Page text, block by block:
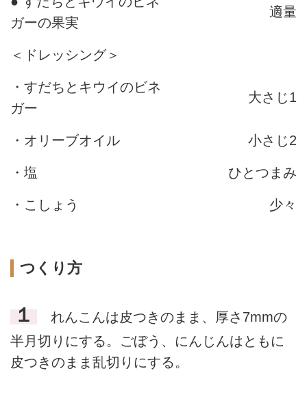
ガーの果実
適量
＜ドレッシング＞
・すだちとキウイのビネ
ガー
大さじ1
・オリーブオイル 小さじ2
・塩 ひとつまみ
・こしょう 少々
つくり方
１
れんこんは皮つきのまま、厚さ7mmの
半月切りにする。ごぼう、にんじんはともに
皮つきのまま乱切りにする。